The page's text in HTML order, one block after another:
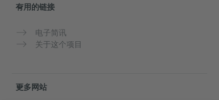
有用的链接
电子简讯
关于这个项目
更多网站